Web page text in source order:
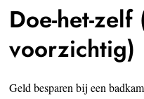
Doe-het-zelf
voorzichtig)
Geld besparen bij een